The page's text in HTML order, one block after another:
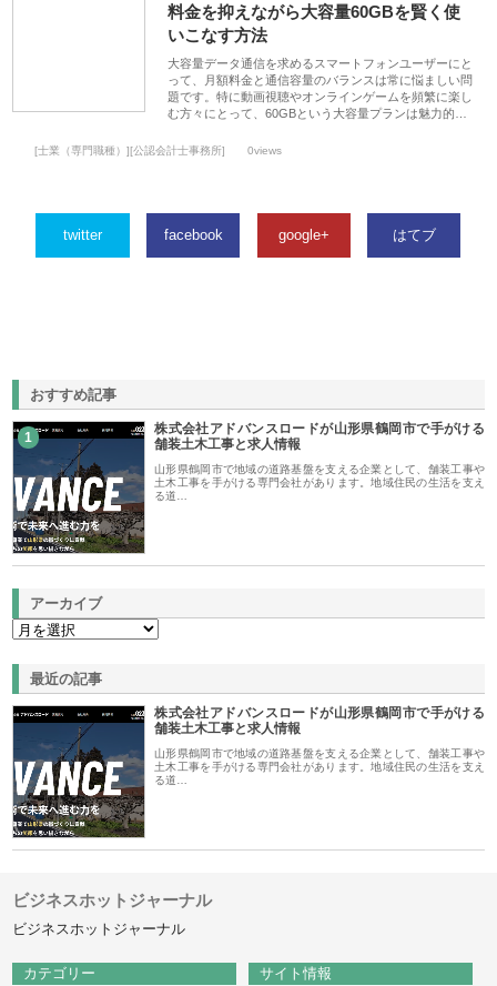
料金を抑えながら大容量60GBを賢く使
いこなす方法
大容量データ通信を求めるスマートフォンユーザーにと
って、月額料金と通信容量のバランスは常に悩ましい問
題です。特に動画視聴やオンラインゲームを頻繁に楽し
む方々にとって、60GBという大容量プランは魅力的…
[士業（専門職種）][公認会計士事務所] 0views
twitter facebook google+ はてブ
おすすめ記事
1
株式会社アドバンスロードが山形県鶴岡市で手がける
舗装土木工事と求人情報
山形県鶴岡市で地域の道路基盤を支える企業として、舗装工事や
土木工事を手がける専門会社があります。地域住民の生活を支え
る道…
アーカイブ
最近の記事
株式会社アドバンスロードが山形県鶴岡市で手がける
舗装土木工事と求人情報
山形県鶴岡市で地域の道路基盤を支える企業として、舗装工事や
土木工事を手がける専門会社があります。地域住民の生活を支え
る道…
ビジネスホットジャーナル
ビジネスホットジャーナル
カテゴリー サイト情報